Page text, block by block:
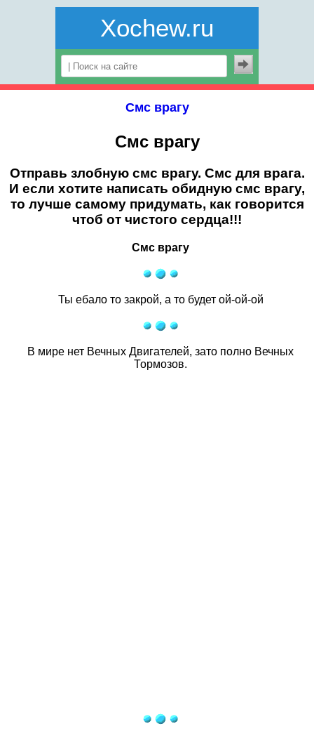
Xochew.ru
Смс врагу
Смс врагу
Отправь злобную смс врагу. Смс для врага.
И если хотите написать обидную смс врагу,
то лучше самому придумать, как говорится
чтоб от чистого сердца!!!
Смс врагу
Ты ебало то закрой, а то будет ой-ой-ой
В мире нет Вечных Двигателей, зато полно Вечных
Тормозов.